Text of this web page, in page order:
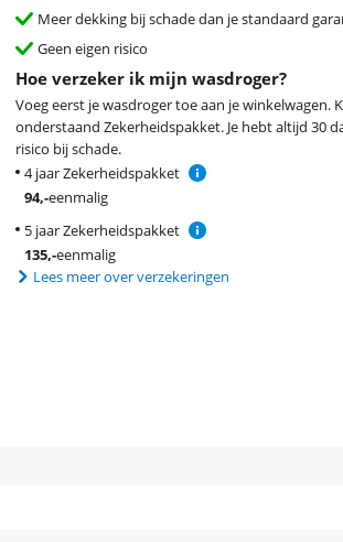
Meer dekking bij schade dan je standaard
Geen eigen risico
Hoe verzeker ik mijn wasdroger?
Voeg eerst je wasdroger toe aan je winkelwagen.
onderstaand Zekerheidspakket. Je hebt altijd 30
risico bij schade.
4 jaar Zekerheidspakket
94,-eenmalig
5 jaar Zekerheidspakket
135,-eenmalig
Lees meer over verzekeringen